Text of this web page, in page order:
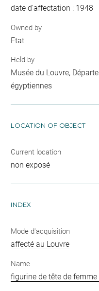
date d'affectation : 1948
Owned by
Etat
Held by
Musée du Louvre,
égyptiennes
LOCATION OF OBJECT
Current location
non exposé
INDEX
Mode d'acquisition
affecté au Louvre
Name
figurine de tête de